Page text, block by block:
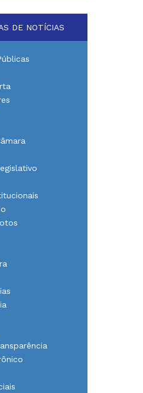
DE NOTÍCIAS